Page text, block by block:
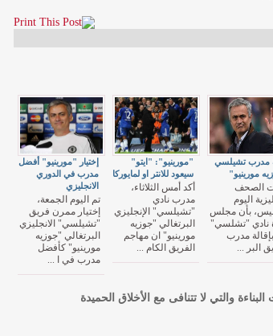
إختيار "مورينيو" أفضل
مدرب في الدوري
الانجليزي
تم اليوم الجمعة،
إختيار ممرن فريق
"تشيلسي" الانجليزي
البرتغالي "جوزيه
مورينيو" كأفضل
مدرب في ا ...
"مورينيو": "ايتو"
سيعود للانتر او لمايوركا
أكد أمس الثلاثاء،
مدرب نادي
"تشيلسي" الإنجليزي
البرتغالي "جوزيه
مورينيو" ان مهاجم
الفريق الكام ...
مدرب تشيلسي
مورينيو"
الصحف
اليوم
بأن مجلس
نادي "تشلسي"
مدرب
البر ...
والتي لا تتنافى مع الأخلاق الحميدة